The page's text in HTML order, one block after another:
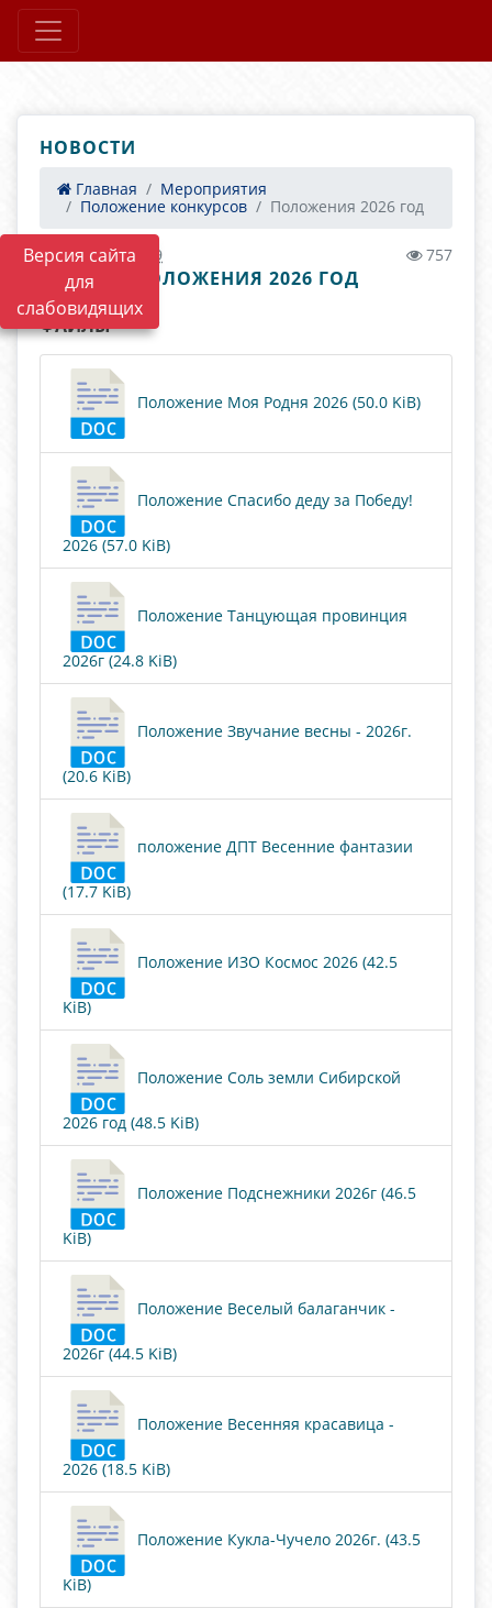
Версия сайта
для
слабовидящих
НОВОСТИ
Главная
Мероприятия
Положение конкурсов
Положения 2026 год
28.01.2026 02:39 757
ПОЛОЖЕНИЯ 2026 ГОД
ФАЙЛЫ
Положение Моя Родня 2026 (50.0 KiB)
Положение Спасибо деду за Победу!
2026 (57.0 KiB)
Положение Танцующая провинция
2026г (24.8 KiB)
Положение Звучание весны - 2026г.
(20.6 KiB)
положение ДПТ Весенние фантазии
(17.7 KiB)
Положение ИЗО Космос 2026 (42.5
KiB)
Положение Соль земли Сибирской
2026 год (48.5 KiB)
Положение Подснежники 2026г (46.5
KiB)
Положение Веселый балаганчик -
2026г (44.5 KiB)
Положение Весенняя красавица -
2026 (18.5 KiB)
Положение Кукла-Чучело 2026г. (43.5
KiB)